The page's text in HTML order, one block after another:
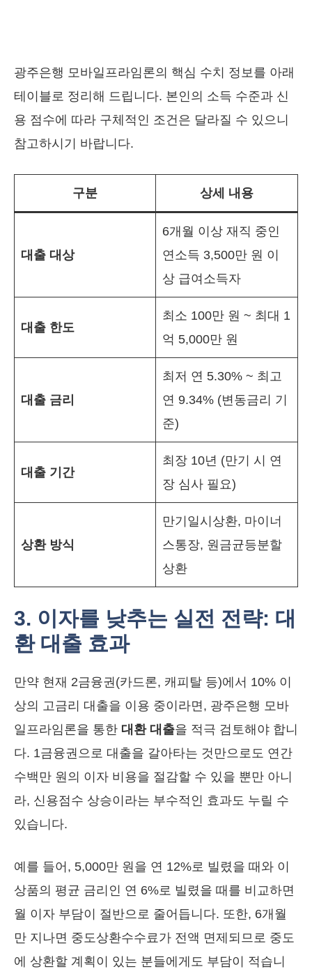
광주은행 모바일프라임론의 핵심 수치 정보를 아래
테이블로 정리해 드립니다. 본인의 소득 수준과 신
용 점수에 따라 구체적인 조건은 달라질 수 있으니
참고하시기 바랍니다.
구분 상세 내용
대출 대상
6개월 이상 재직 중인
연소득 3,500만 원 이
상 급여소득자
대출 한도
최소 100만 원 ~ 최대 1
억 5,000만 원
대출 금리
최저 연 5.30% ~ 최고
연 9.34% (변동금리 기
준)
대출 기간
최장 10년 (만기 시 연
장 심사 필요)
상환 방식
만기일시상환, 마이너
스통장, 원금균등분할
상환
3. 이자를 낮추는 실전 전략: 대
환 대출 효과
만약 현재 2금융권(카드론, 캐피탈 등)에서 10% 이
상의 고금리 대출을 이용 중이라면, 광주은행 모바
일프라임론을 통한 대환 대출을 적극 검토해야 합니
다. 1금융권으로 대출을 갈아타는 것만으로도 연간
수백만 원의 이자 비용을 절감할 수 있을 뿐만 아니
라, 신용점수 상승이라는 부수적인 효과도 누릴 수
있습니다.
예를 들어, 5,000만 원을 연 12%로 빌렸을 때와 이
상품의 평균 금리인 연 6%로 빌렸을 때를 비교하면
월 이자 부담이 절반으로 줄어듭니다. 또한, 6개월
만 지나면 중도상환수수료가 전액 면제되므로 중도
에 상환할 계획이 있는 분들에게도 부담이 적습니